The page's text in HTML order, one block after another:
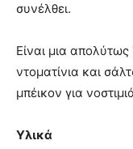
συνέλθει.
Είναι μια
ντοματίνια και
μπέικον για
Υλικά